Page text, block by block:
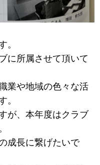
。
に所属させて頂いて
業や地域の色々な活
。
が、本年度はクラブ
成長に繋げたいで